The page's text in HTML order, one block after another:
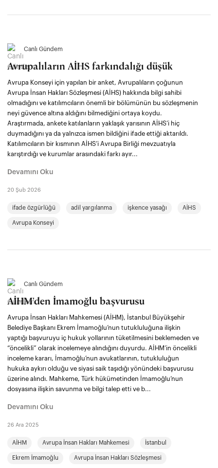
Canlı Gündem
Avrupalıların AİHS farkındalığı düşük
Avrupa Konseyi için yapılan bir anket, Avrupalıların çoğunun
Avrupa İnsan Hakları Sözleşmesi (AİHS) hakkında bilgi sahibi
olmadığını ve katılımcıların önemli bir bölümünün bu sözleşmenin
neyi güvence altına aldığını bilmediğini ortaya koydu.
Araştırmada, ankete katılanların yaklaşık yarısının AİHS’i hiç
duymadığını ya da yalnızca ismen bildiğini ifade ettiği aktarıldı.
Katılımcıların bir kısmının AİHS’i Avrupa Birliği mevzuatıyla
karıştırdığı ve kurumlar arasındaki farkı ayır...
Devamını Oku
20 Şub 2026
ifade özgürlüğü adil yargılanma işkence yasağı AİHS
Avrupa Konseyi
Canlı Gündem
AİHM'den İmamoğlu başvurusu
Avrupa İnsan Hakları Mahkemesi (AİHM), İstanbul Büyükşehir
Belediye Başkanı Ekrem İmamoğlu’nun tutukluluğuna ilişkin
yaptığı başvuruyu iç hukuk yollarının tüketilmesini beklemeden ve
“öncelikli” olarak incelemeye alındığını duyurdu. AİHM’in öncelikli
inceleme kararı, İmamoğlu’nun avukatlarının, tutukluluğun
hukuka aykırı olduğu ve siyasi saik taşıdığı yönündeki başvurusu
üzerine alındı. Mahkeme, Türk hükümetinden İmamoğlu’nun
dosyasına ilişkin savunma ve bilgi talep etti ve b...
Devamını Oku
26 Ara 2025
AİHM Avrupa İnsan Hakları Mahkemesi İstanbul
Ekrem İmamoğlu Avrupa İnsan Hakları Sözleşmesi